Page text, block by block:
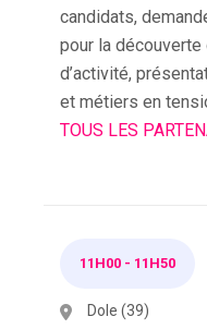
candidats,
pour la
d’activité,
et métiers en
TOUS LES
11H00 - 11H50
Dole (39)